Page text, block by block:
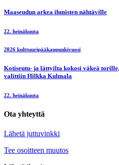
Maaseudun arkea ihmisten nähtäville
22. heinäkuuta
2026 kulttuuripääkaupunkivuosi
Kotiseutu- ja lättyilta kokosi väkeä
valittiin Hilkka Kulmala
22. heinäkuuta
Ota yhteyttä
Lähetä juttuvinkki
Tee osoitteen muutos